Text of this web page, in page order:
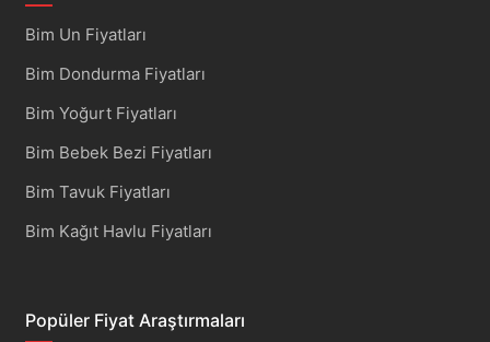
Bim Un Fiyatları
Bim Dondurma Fiyatları
Bim Yoğurt Fiyatları
Bim Bebek Bezi Fiyatları
Bim Tavuk Fiyatları
Bim Kağıt Havlu Fiyatları
Popüler Fiyat Araştırmaları